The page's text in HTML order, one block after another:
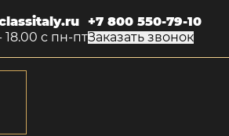
18.00 с пн-пт
+7 800 550-79-10
Заказать звонок